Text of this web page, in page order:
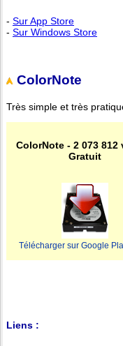
- Sur App Store
- Sur Windows Store
ColorNote
Très simple et très
ColorNote - 2 073 812
Gratuit
Télécharger sur Google
Liens :